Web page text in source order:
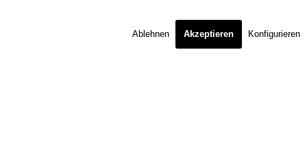
Ablehnen Akzeptieren Konfigurieren